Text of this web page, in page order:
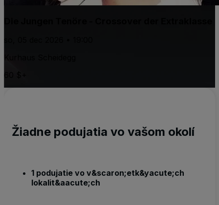
Žiadne podujatia vo vašom okolí
1 podujatie vo v&scaron;etk&yacute;ch
lokalit&aacute;ch